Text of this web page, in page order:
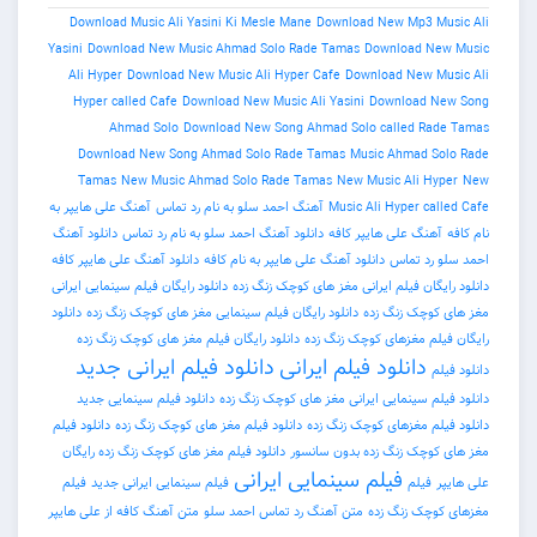
Download Music Ali Yasini Ki Mesle Mane Download New
Yasini Download New Music Ahmad Solo Rade Tamas Download
Ali Hyper Download New Music Ali Hyper Cafe Download
Hyper called Cafe Download New Music Ali Yasini Download
Ahmad Solo Download New Song Ahmad Solo called
Download New Song Ahmad Solo Rade Tamas Music Ahmad
Tamas New Music Ahmad Solo Rade Tamas New Music Ali
Music Ali Hyper آهنگ احمد سلو به نام رد تماس آهنگ علی هایپر به
علی هایپر کافه دانلود آهنگ احمد سلو به نام رد تماس دانلود آهنگ
دانلود آهنگ علی هایپر به نام کافه دانلود آهنگ علی هایپر کافه
فیلم ایرانی مغز های کوچک زنگ زده دانلود رایگان فیلم سینمایی ایرانی
زنگ زده دانلود رایگان فیلم سینمایی مغز های کوچک زنگ زده دانلود
مغزهای کوچک زنگ زده دانلود رایگان فیلم مغز های کوچک زنگ زده
دانلود فیلم ایرانیدانلود فیلم ایرانی جدید
سینمایی ایرانی مغز های کوچک زنگ زده دانلود فیلم سینمایی جدید
مغزهای کوچک زنگ زده دانلود فیلم مغز های کوچک زنگ زده دانلود فیلم
زنگ زده بدون سانسور دانلود فیلم مغز های کوچک زنگ زده رایگان
فیلم سینمایی ایرانی فیلم سینمایی ایرانی جدید فیلم
زنگ زده متن آهنگ رد تماس احمد سلو متن آهنگ کافه از علی هایپر